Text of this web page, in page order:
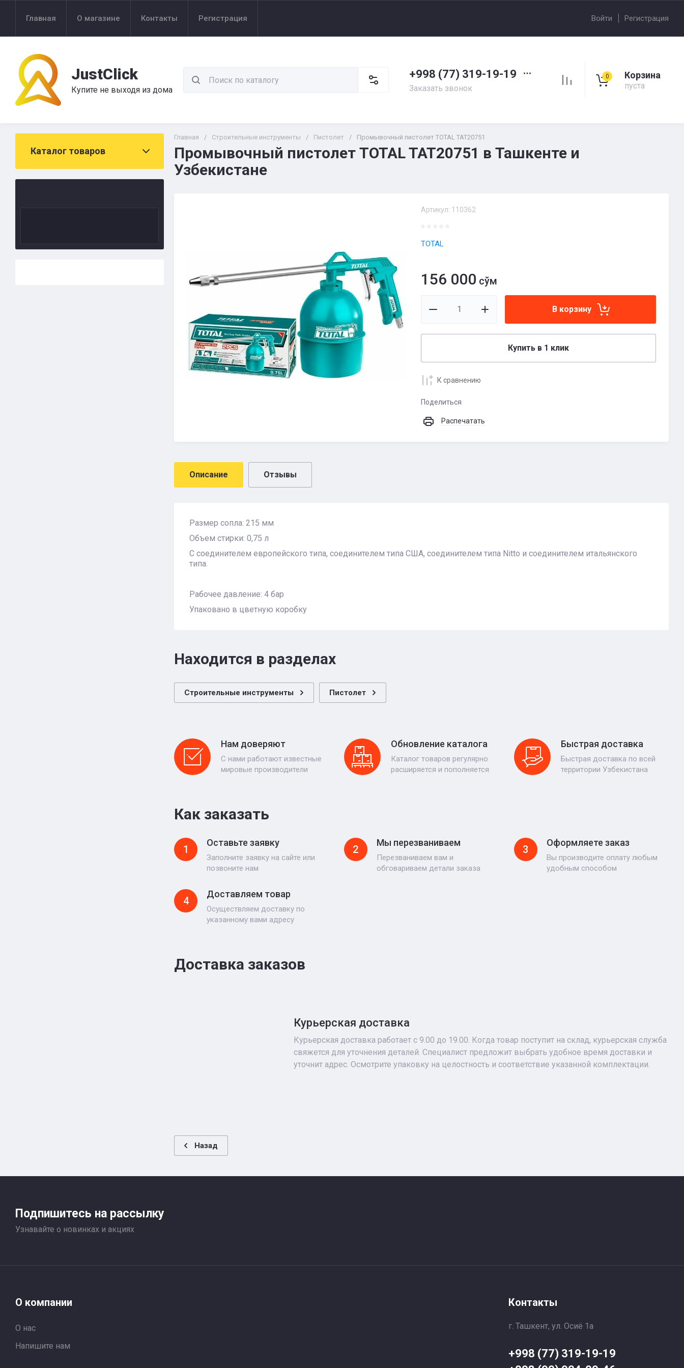
Главная О магазине Контакты Регистрация Войти Регистрация
JustClick
Купите не выходя из дома
+998 (77) 319-19-19
Заказать звонок
0 Корзина
пуста
Каталог товаров
Главная / Строительные инструменты / Пистолет / Промывочный пистолет TOTAL TAT20751
Промывочный пистолет TOTAL TAT20751 в Ташкенте и
Узбекистане
Артикул: 110362
TOTAL
156 000 сўм
В корзину
Купить в 1 клик
К сравнению
Поделиться
Распечатать
Описание Отзывы
Размер сопла: 215 мм
Объем стирки: 0,75 л
С соединителем европейского типа, соединителем типа США, соединителем типа Nitto и соединителем итальянского
типа.
Рабочее давление: 4 бар
Упаковано в цветную коробку
Находится в разделах
Строительные инструменты Пистолет
Нам доверяют
С нами работают известные
мировые производители
Обновление каталога
Каталог товаров регулярно
расширяется и пополняется
Быстрая доставка
Быстрая доставка по всей
территории Узбекистана
Как заказать
1
Оставьте заявку
Заполните заявку на сайте или
позвоните нам
2
Мы перезваниваем
Перезваниваем вам и
обговариваем детали заказа
3
Оформляете заказ
Вы производите оплату любым
удобным способом
4
Доставляем товар
Осуществляем доставку по
указанному вами адресу
Доставка заказов
Курьерская доставка
Курьерская доставка работает с 9.00 до 19.00. Когда товар поступит на склад, курьерская служба
свяжется для уточнения деталей. Специалист предложит выбрать удобное время доставки и
уточнит адрес. Осмотрите упаковку на целостность и соответствие указанной комплектации.
Назад
Подпишитесь на рассылку
Узнавайте о новинках и акциях
О компании
О нас
Напишите нам
Контакты
г. Ташкент, ул. Осиё 1a
+998 (77) 319-19-19